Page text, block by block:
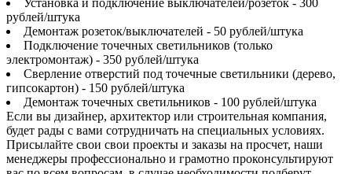
Установка и подключение выключателей/розеток - 300
рублей/штука
Демонтаж розеток/выключателей - 50 рублей/штука
Подключение точечных светильников (только
электромонтаж) - 350 рублей/штука
Сверление отверстий под точечные светильники (дерево,
гипсокартон) - 150 рублей/штука
Демонтаж точечных светильников - 100 рублей/штука
Если вы дизайнер, архитектор или строительная компания,
будет рады с вами сотрудничать на специальных условиях.
Присылайте свои свои проекты и заказы на просчет, наши
менеджеры профессионально и грамотно проконсультируют